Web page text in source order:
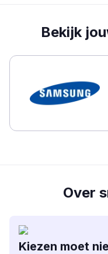
Bekijk
Over
Kiezen moet